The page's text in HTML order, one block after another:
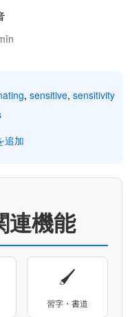
, sensitive, sensitivity
追加
連機能
🖌
習字・書道